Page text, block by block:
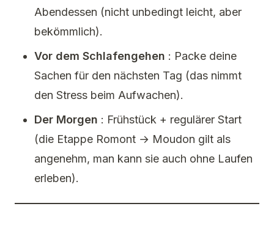
Abendessen (nicht unbedingt leicht, aber
bekömmlich).
Vor dem Schlafengehen : Packe deine
Sachen für den nächsten Tag (das nimmt
den Stress beim Aufwachen).
Der Morgen : Frühstück + regulärer Start
(die Etappe Romont → Moudon gilt als
angenehm, man kann sie auch ohne Laufen
erleben).